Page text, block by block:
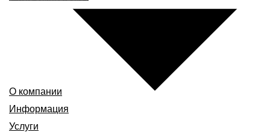
О компании
Информация
Услуги